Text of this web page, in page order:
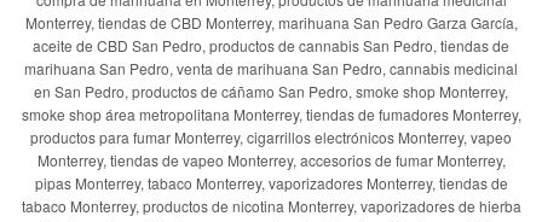
Monterrey, tiendas de CBD Monterrey, marihuana San Pedro Garza García,
aceite de CBD San Pedro, productos de cannabis San Pedro, tiendas de
marihuana San Pedro, venta de marihuana San Pedro, cannabis medicinal
en San Pedro, productos de cáñamo San Pedro, smoke shop Monterrey,
smoke shop área metropolitana Monterrey, tiendas de fumadores Monterrey,
productos para fumar Monterrey, cigarrillos electrónicos Monterrey, vapeo
Monterrey, tiendas de vapeo Monterrey, accesorios de fumar Monterrey,
pipas Monterrey, tabaco Monterrey, vaporizadores Monterrey, tiendas de
tabaco Monterrey, productos de nicotina Monterrey, vaporizadores de hierba